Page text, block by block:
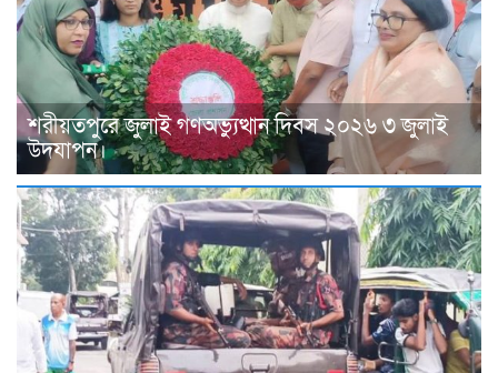
শরীয়তপুরে জুলাই গণঅভ্যুত্থান দিবস ২০২৬ ৩ জুলাই
উদযাপন।